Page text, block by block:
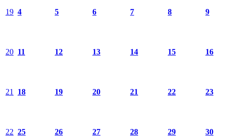
19 4 5 6 7 8 9
20 11 12 13 14 15 16
21 18 19 20 21 22 23
22 25 26 27 28 29 30